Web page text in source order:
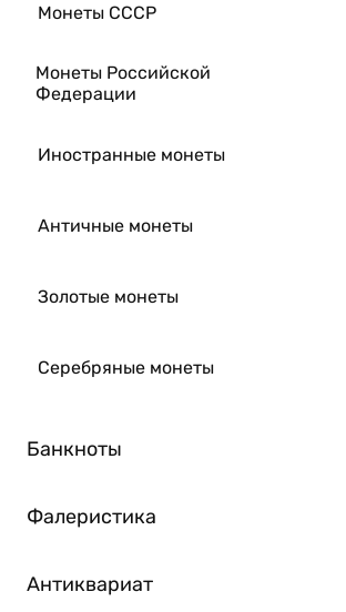
Монеты СССР
Монеты Российской
Федерации
Иностранные монеты
Античные монеты
Золотые монеты
Серебряные монеты
Банкноты
Фалеристика
Антиквариат